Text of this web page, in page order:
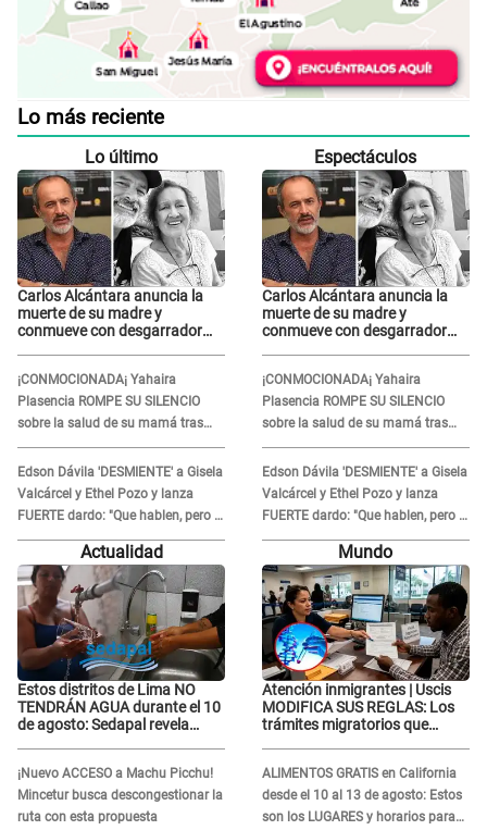
Lo más reciente
Lo último
Carlos Alcántara anuncia la
muerte de su madre y
conmueve con desgarrador
¡CONMOCIONADA¡ Yahaira
Plasencia ROMPE SU SILENCIO
sobre la salud de su mamá tras
APARECER en centro oncológico:
“La oración tiene poder”
Edson Dávila 'DESMIENTE' a Gisela
Valcárcel y Ethel Pozo y lanza
FUERTE dardo: "Que hablen, pero la
verdad siempre se sabe"
Espectáculos
Carlos Alcántara anuncia la
muerte de su madre y
conmueve con desgarrador
¡CONMOCIONADA¡ Yahaira
Plasencia ROMPE SU SILENCIO
sobre la salud de su mamá tras
APARECER en centro oncológico:
“La oración tiene poder”
Edson Dávila 'DESMIENTE' a Gisela
Valcárcel y Ethel Pozo y lanza
FUERTE dardo: "Que hablen, pero la
verdad siempre se sabe"
Actualidad
Estos distritos de Lima NO
TENDRÁN AGUA durante el 10
de agosto: Sedapal revela
¡Nuevo ACCESO a Machu Picchu!
Mincetur busca descongestionar la
ruta con esta propuesta
Mundo
Atención inmigrantes | Uscis
MODIFICA SUS REGLAS: Los
trámites migratorios que
ALIMENTOS GRATIS en California
desde el 10 al 13 de agosto: Estos
son los LUGARES y horarios para